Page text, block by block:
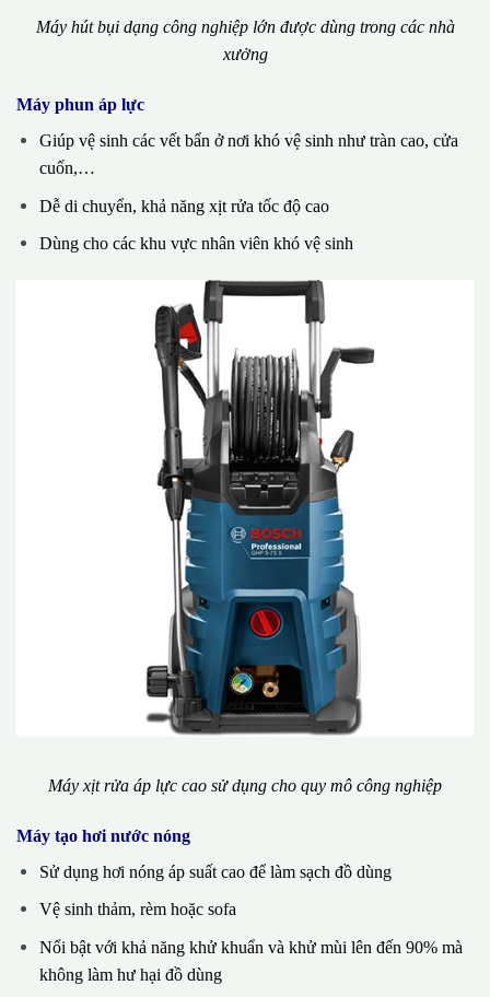
Máy hút bụi dạng công nghiệp lớn được dùng trong các nhà
xưởng
Máy phun áp lực
Giúp vệ sinh các vết bẩn ở nơi khó vệ sinh như tràn cao, cửa
cuốn,…
Dễ di chuyển, khả năng xịt rửa tốc độ cao
Dùng cho các khu vực nhân viên khó vệ sinh
Máy xịt rửa áp lực cao sử dụng cho quy mô công nghiệp
Máy tạo hơi nước nóng
Sử dụng hơi nóng áp suất cao để làm sạch đồ dùng
Vệ sinh thảm, rèm hoặc sofa
Nổi bật với khả năng khử khuẩn và khử mùi lên đến 90% mà
không làm hư hại đồ dùng